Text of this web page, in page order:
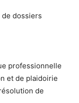
dossiers
professionnelle
et de plaidoirie
de